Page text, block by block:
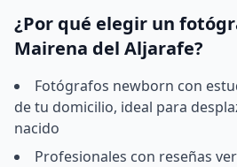
¿Por qué elegir un
Mairena del Aljarafe?
Fotógrafos newborn con
de tu domicilio, ideal para
nacido
Profesionales con reseñas